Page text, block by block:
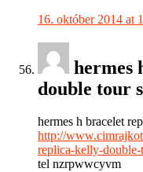
16. október 2014 at
hermes
double tour
hermes h bracelet
http://
replica-kelly-
tel nzrpwwcyvm